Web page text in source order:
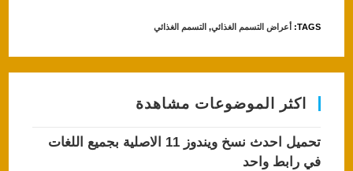
c
e
b
o
k
s
A
p
TAGS
:أعراض التسمم الغذائي, التسمم الغذائي
اكثر الموضوعات مشاهدة
تحميل احدث نسخ ويندوز 11 الاصلية بجميع اللغات
في رابط واحد